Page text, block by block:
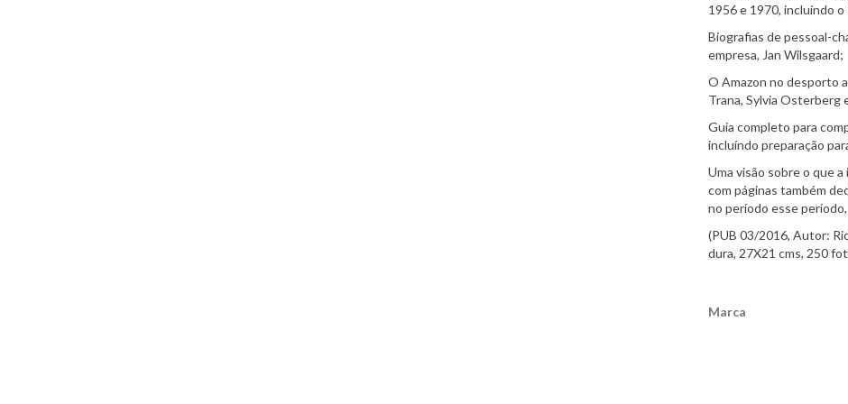
1956 e 1970, incluíndo
Biografias de pessoal-
empresa, Jan Wilsgaard;
O Amazon no desporto
Trana, Sylvia Osterberg
Guia completo para
incluíndo preparação
Uma visão sobre o que
com páginas também
no período esse período,
(PUB 03/2016, Autor:
dura, 27X21 cms, 250
Marca